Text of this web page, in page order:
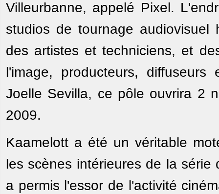
Villeurbanne, appelé Pixel.
studios de tournage
des artistes et techniciens, et
l'image, producteurs,
Joelle Sevilla, ce pôle ouvrira 2
2009.
Kaamelott a été un véritable
les scènes intérieures de la
a permis l'essor de l'activité